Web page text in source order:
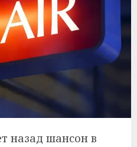
назад шансон в